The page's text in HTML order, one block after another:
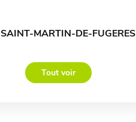
SAINT-MARTIN-DE-FUGERES
Tout voir